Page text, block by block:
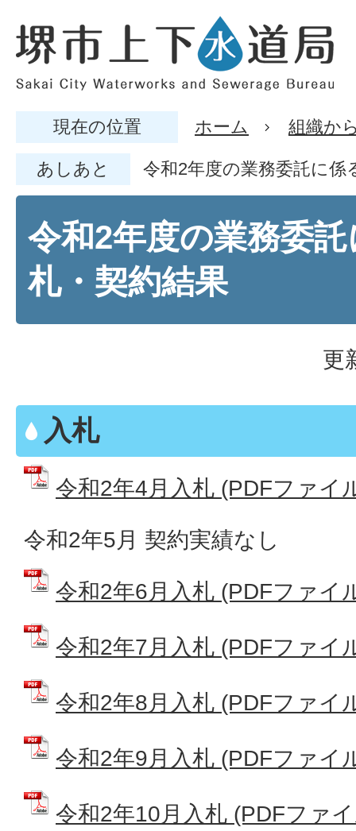
現在の位置 ホーム 組織か
あしあと 令和2年度の業務委託に係
令和2年度の業務委
札・契約結果
更
入札
令和2年4月入札 (PDFファイ
令和2年5月 契約実績なし
令和2年6月入札 (PDFファイ
令和2年7月入札 (PDFファイ
令和2年8月入札 (PDFファイ
令和2年9月入札 (PDFファイ
令和2年10月入札 (PDFファ